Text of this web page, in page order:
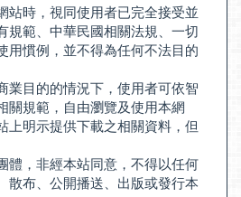
站時，視同使用者已完全接受並
規範、中華民國相關法規、一切
用慣例，並不得為任何不法目的
業目的的情況下，使用者可依智
關規範，自由瀏覽及使用本網
上明示提供下載之相關資料，但
體，非經本站同意，不得以任何
散布、公開播送、出版或發行本